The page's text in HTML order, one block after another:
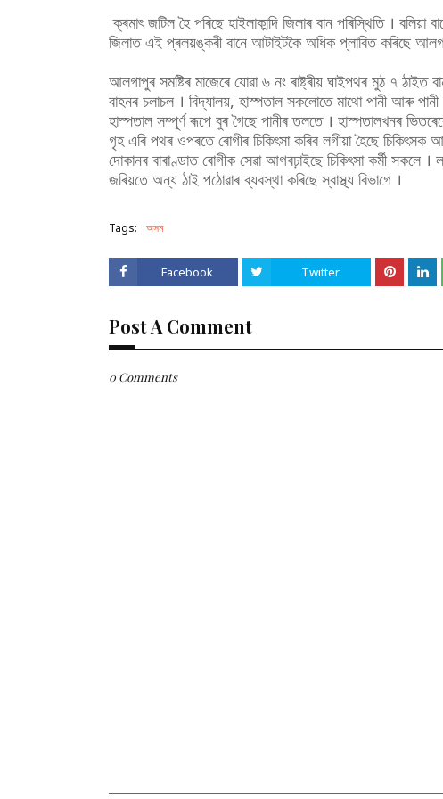
ক্ৰমাৎ জটিল হৈ পৰিছে হাইলাকান্দি জিলাৰ বান পৰিস্থিতি ।
জিলাত এই প্ৰলয়ঙ্কৰী বানে আটাইটকৈ অধিক প্লাবিত কৰিছে
আলগাপুৰ সমষ্টিৰ মাজেৰে যোৱা ৬ নং ৰাষ্ট্ৰীয় ঘাইপথৰ মুঠ ৭ ঠাইত
বাহনৰ চলাচল । বিদ্যালয়, হাস্পতাল সকলোতে মাথো পানী আৰু
হাস্পতাল সম্পূৰ্ণ ৰূপে বুৰ গৈছে পানীৰ তলতে । হাস্পতালখনৰ
গৃহ এৰি পথৰ ওপৰতে ৰোগীৰ চিকিৎসা কৰিব লগীয়া হৈছে
দোকানৰ বাৰাণ্ডাত ৰোগীক সেৱা আগবঢ়াইছে চিকিৎসা কৰ্মী
জৰিয়তে অন্য ঠাই পঠোৱাৰ ব্যবস্থা কৰিছে স্বাস্থ্য বিভাগে ।
Tags: অসম
Facebook Twitter
Post A Comment
0 Comments